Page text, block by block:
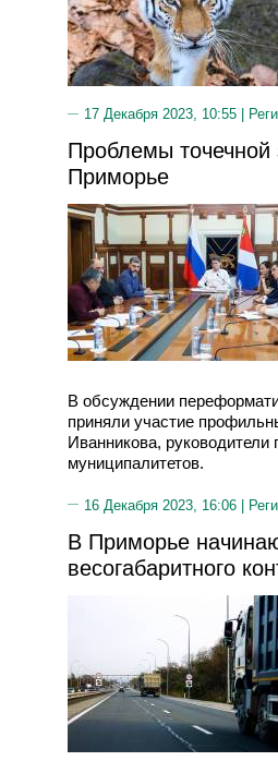
17 Декабря 2023, 10:55 |
Проблемы точечной
Приморье
В обсуждении
приняли участие
Иванникова,
муниципалитетов.
16 Декабря 2023, 16:06 |
В Приморье
весогабаритного